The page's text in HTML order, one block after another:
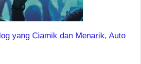
yang Ciamik dan Menarik, Auto